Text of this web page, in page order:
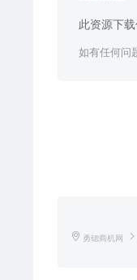
此资源下
如有任何问
勇锶商机网